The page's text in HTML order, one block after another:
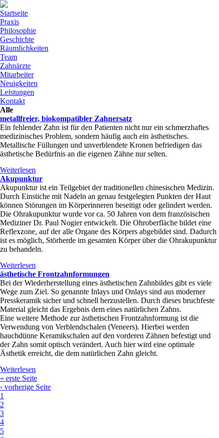
Skip to navigation
Direkt zum Inhalt
Startseite
Praxis
Philosophie
Geschichte
Räumlichkeiten
Team
Zahnärzte
Mitarbeiter
Neuigkeiten
Leistungen
Kontakt
Alle
metallfreier, biokompatibler Zahnersatz
Ein fehlender Zahn ist für den Patienten nicht nur ein schmerzhaftes
medizinisches Problem, sondern häufig auch ein ästhetisches.
Metallische Füllungen und unverblendete Kronen befriedigen das
ästhetische Bedürfnis an die eigenen Zähne nur selten.
Weiterlesen
Akupunktur
Akupunktur ist ein Teilgebiet der traditionellen chinesischen Medizin.
Durch Einstiche mit Nadeln an genau festgelegten Punkten der Haut
können Störungen im Körperinneren beseitigt oder gelindert werden.
Die Ohrakupunktur wurde vor ca. 50 Jahren von dem französischen
Mediziner Dr. Paul Nogier entwickelt. Die Ohroberfläche bildet eine
Reflexzone, auf der alle Organe des Körpers abgebildet sind. Dadurch
ist es möglich, Störherde im gesamten Körper über die Ohrakupunktur
zu behandeln.
Weiterlesen
ästhetische Frontzahnformungen
Bei der Wiederherstellung eines ästhetischen Zahnbildes gibt es viele
Wege zum Ziel. So genannte Inlays und Onlays sind aus moderner
Presskeramik sicher und schnell herzustellen. Durch dieses bruchfeste
Material gleicht das Ergebnis dem eines natürlichen Zahns.
Eine weitere Methode zur ästhetischen Frontzahnformung ist die
Verwendung von Verblendschalen (Veneers). Hierbei werden
hauchdünne Keramikschalen auf den vorderen Zähnen befestigt und
der Zahn somit optisch verändert. Auch hier wird eine optimale
Ästhetik erreicht, die dem natürlichen Zahn gleicht.
Weiterlesen
Seiten
« erste Seite
‹ vorherige Seite
1
2
3
4
5